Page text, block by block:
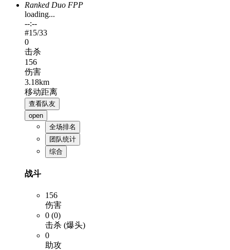
Ranked Duo FPP
loading...
--:--
#15/33
0
击杀
156
伤害
3.18km
移动距离
查看队友
open
全场排名
团队统计
综合
战斗
156
伤害
0 (0)
击杀 (爆头)
0
助攻